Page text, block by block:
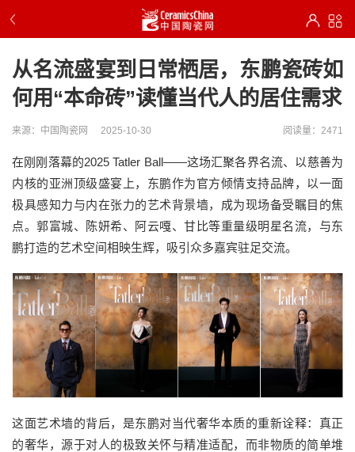
从名流盛宴到日常栖居，东鹏瓷砖如
何用“本命砖”读懂当代人的居住需求
来源：中国陶瓷网 2025-10-30 阅读量：2471
在刚刚落幕的2025 Tatler Ball——这场汇聚各界名流、以慈善为
内核的亚洲顶级盛宴上，东鹏作为官方倾情支持品牌，以一面
极具感知力与内在张力的艺术背景墙，成为现场备受瞩目的焦
点。郭富城、陈妍希、阿云嘎、甘比等重量级明星名流，与东
鹏打造的艺术空间相映生辉，吸引众多嘉宾驻足交流。
这面艺术墙的背后，是东鹏对当代奢华本质的重新诠释：真正
的奢华，源于对人的极致关怀与精准适配，而非物质的简单堆